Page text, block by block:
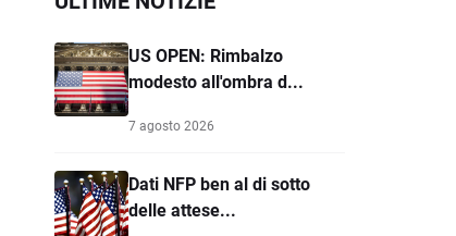
US OPEN: Rimbalzo
modesto all'ombra d...
7 agosto 2026
Dati NFP ben al di sotto
delle attese...